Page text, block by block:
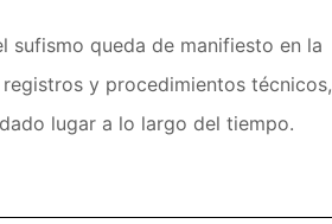
sufismo queda de manifiesto en la
y procedimientos técnicos,
lugar a lo largo del tiempo.